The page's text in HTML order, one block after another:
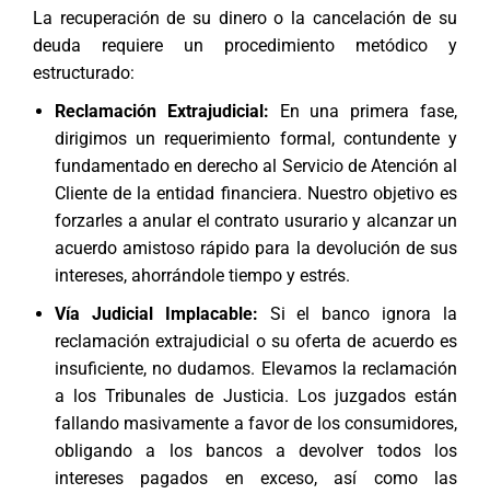
La recuperación de su dinero o la cancelación de su
deuda requiere un procedimiento metódico y
estructurado:
Reclamación Extrajudicial: En una primera fase,
dirigimos un requerimiento formal, contundente y
fundamentado en derecho al Servicio de Atención al
Cliente de la entidad financiera. Nuestro objetivo es
forzarles a anular el contrato usurario y alcanzar un
acuerdo amistoso rápido para la devolución de sus
intereses, ahorrándole tiempo y estrés.
Vía Judicial Implacable: Si el banco ignora la
reclamación extrajudicial o su oferta de acuerdo es
insuficiente, no dudamos. Elevamos la reclamación
a los Tribunales de Justicia. Los juzgados están
fallando masivamente a favor de los consumidores,
obligando a los bancos a devolver todos los
intereses pagados en exceso, así como las